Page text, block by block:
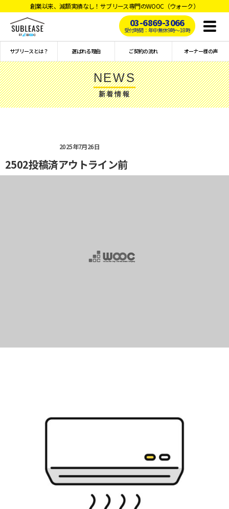
創業以来、減額実績なし！サブリース専門のWOOC（ウォーク）
03-6869-3066
受付時間：年中無休9時〜18時
サブリースとは？ 選ばれる理由 ご契約の流れ オーナー様の声
NEWS
新着情報
2025年7月26日
2502投稿済アウトライン前